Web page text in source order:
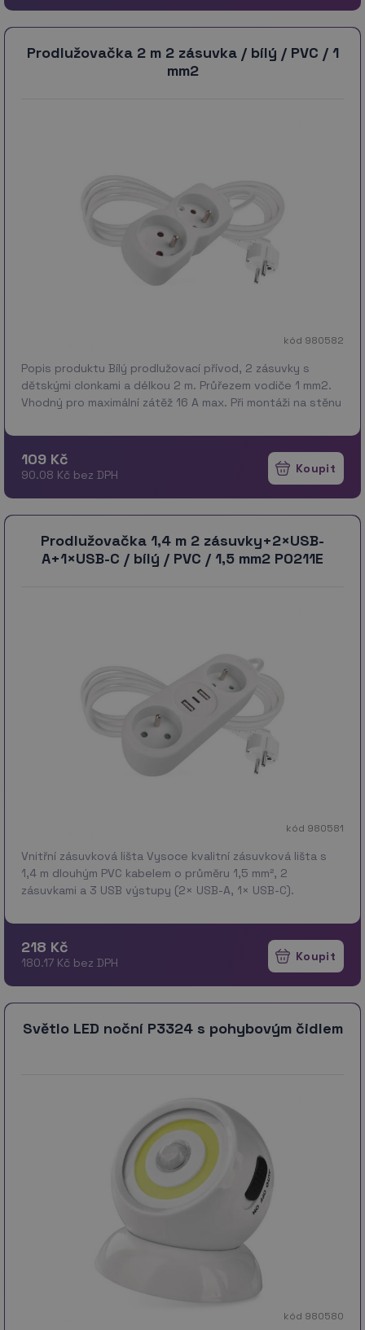
Prodlužovačka 2 m 2 zásuvka / bílý / PVC / 1
mm2
kód 980582
Popis produktu Bílý prodlužovací přívod, 2 zásuvky s
dětskými clonkami a délkou 2 m. Průřezem vodiče 1 mm2.
Vhodný pro maximální zátěž 16 A max. Při montáži na stěnu
109 Kč
90.08 Kč bez DPH
Prodlužovačka 1,4 m 2 zásuvky+2×USB-
A+1×USB-C / bílý / PVC / 1,5 mm2 P0211E
kód 980581
Vnitřní zásuvková lišta Vysoce kvalitní zásuvková lišta s
1,4 m dlouhým PVC kabelem o průměru 1,5 mm², 2
zásuvkami a 3 USB výstupy (2× USB-A, 1× USB-C).
více
218 Kč
180.17 Kč bez DPH
Světlo LED noční P3324 s pohybovým čidlem
kód 980580